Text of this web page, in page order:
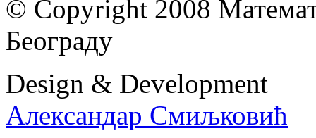
© Copyright 2008
Београду
Design & Development
Александар Смиљковић